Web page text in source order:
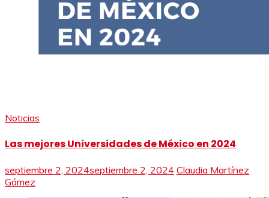
Noticias
Las mejores Universidades de México en 2024
septiembre 2, 2024septiembre 2, 2024 Claudia Martínez
Gómez